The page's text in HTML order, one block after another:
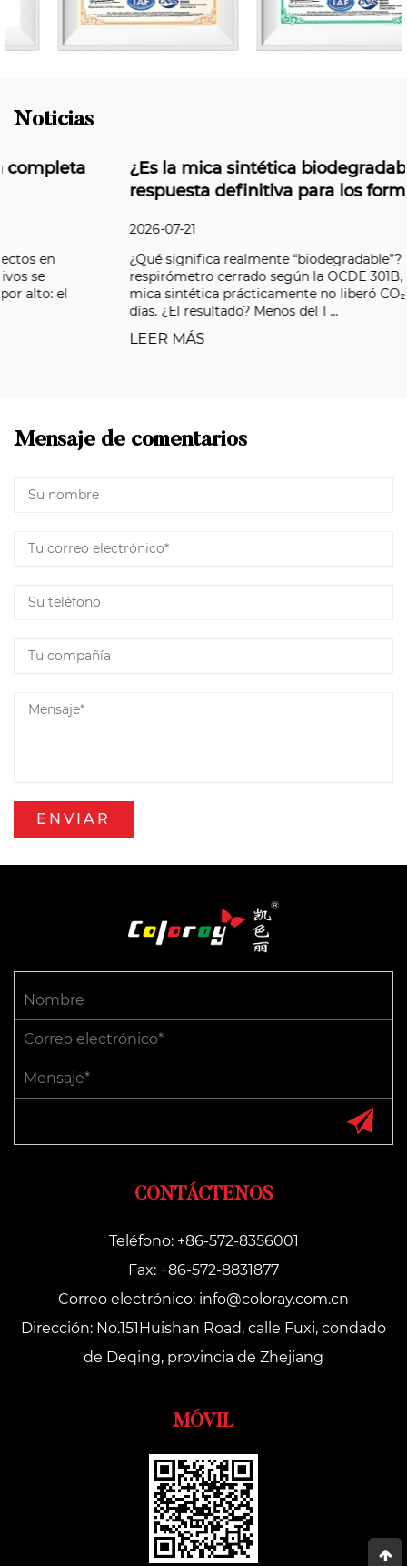
Noticias
¿Es la mica sintética biodegradable? La
respuesta definitiva para los formuladores
¿Qué significa realmente “biodegradable”? En un
respirómetro cerrado según la OCDE 301B, el polvo de
mica sintética prácticamente no liberó CO₂ durante 28
días. ¿El resultado? Menos del 1 ...
Mensaje de comentarios
CONTÁCTENOS
Teléfono: +86-572-8356001
Fax: +86-572-8831877
Correo electrónico: info@coloray.com.cn
Dirección: No.151Huishan Road, calle Fuxi, condado
de Deqing, provincia de Zhejiang
MÓVIL